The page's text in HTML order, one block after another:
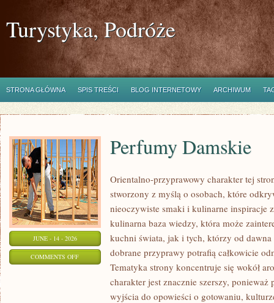
Turystyka, Podróże
STRONA GŁÓWNA SPIS TREŚCI BLOG INTERNETOWY ARCHIWUM
JUNE - 14 - 2026
COMMENTS OFFON
Perfumy Damskie
Orientalno-przyprawowy charakter tej
stworzony z myślą o osobach, które
nieoczywiste smaki i kulinarne inspiracje
kulinarna baza wiedzy, która może
kuchni świata, jak i tych, którzy od
dobrane przyprawy potrafią całkowicie
Tematyka strony koncentruje się wokół
charakter jest znacznie szerszy,
wyjścia do opowieści o gotowaniu,